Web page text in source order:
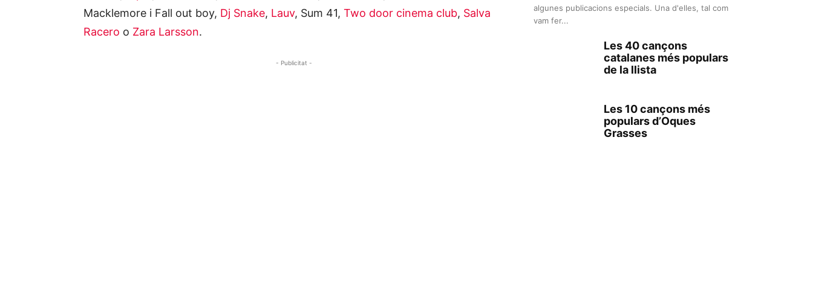
Macklemore i Fall out boy, Dj Snake, Lauv, Sum 41, Two door cinema club, Salva
Racero o Zara Larsson.
- Publicitat -
algunes publicacions especials. Una d'elles, tal com
vam fer...
Les 40 cançons
catalanes més populars
de la llista
Les 10 cançons més
populars d’Oques
Grasses